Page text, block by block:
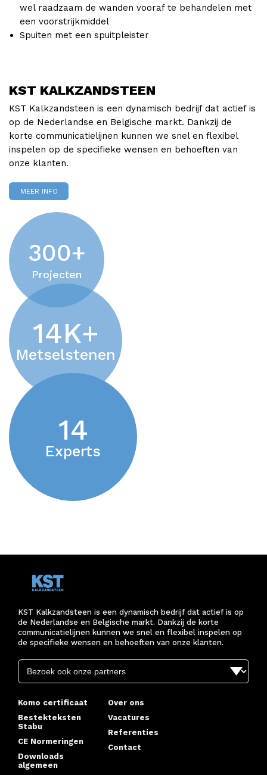
wel raadzaam de wanden vooraf te behandelen met
een voorstrijkmiddel
Spuiten met een spuitpleister
KST KALKZANDSTEEN
KST Kalkzandsteen is een dynamisch bedrijf dat actief is
op de Nederlandse en Belgische markt. Dankzij de
korte communicatielijnen kunnen we snel en flexibel
inspelen op de specifieke wensen en behoeften van
onze klanten.
MEER INFO
300+
Projecten
14K+
Metselstenen
14
Experts
KST Kalkzandsteen is een dynamisch bedrijf dat actief is op
de Nederlandse en Belgische markt. Dankzij de korte
communicatielijnen kunnen we snel en flexibel inspelen op
de specifieke wensen en behoeften van onze klanten.
Komo certificaat
Bestekteksten
Stabu
CE Normeringen
Downloads
algemeen
Over ons
Vacatures
Referenties
Contact